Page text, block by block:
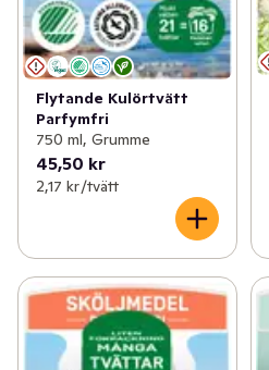
Flytande Kulörtvätt
Parfymfri
750 ml, Grumme
45,50 kr
2,17 kr /tvätt